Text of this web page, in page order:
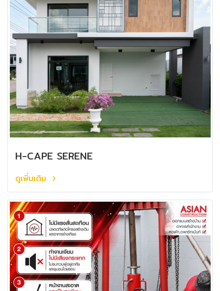
H-CAPE SERENE
ดูเพิ่มเติม